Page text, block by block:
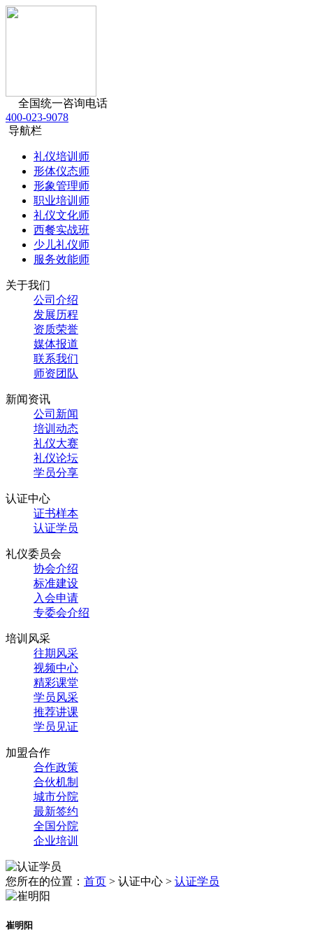
全国统一咨询电话
400-023-9078
导航栏
礼仪培训师
形体仪态师
形象管理师
职业培训师
礼仪文化师
西餐实战班
少儿礼仪师
服务效能师
关于我们
公司介绍
发展历程
资质荣誉
媒体报道
联系我们
师资团队
新闻资讯
公司新闻
培训动态
礼仪大赛
礼仪论坛
学员分享
认证中心
证书样本
认证学员
礼仪委员会
协会介绍
标准建设
入会申请
专委会介绍
培训风采
往期风采
视频中心
精彩课堂
学员风采
推荐讲课
学员见证
加盟合作
合作政策
合伙机制
城市分院
最新签约
全国分院
企业培训
您所在的位置： 首页 > 认证中心 > 认证学员
崔明阳